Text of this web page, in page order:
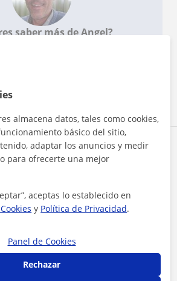
saber más de Angel?
se desplaza para dar clase
almacena datos, tales como cookies,
básico del sitio,
adaptar los anuncios y medir
para ofrecerte una mejor
aceptas lo establecido en
y Política de Privacidad.
Panel de Cookies
Rechazar